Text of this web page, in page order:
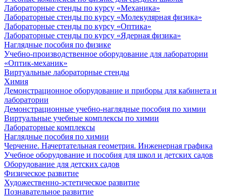
Лабораторные стенды по курсу «Механика»
Лабораторные стенды по курсу «Молекулярная физика»
Лабораторные стенды по курсу «Оптика»
Лабораторные стенды по курсу «Ядерная физика»
Наглядные пособия по физике
Учебно-производственное оборудование для лаборатории
«Оптик-механик»
Виртуальные лабораторные стенды
Химия
Демонстрационное оборудование и приборы для кабинета и
лаборатории
Демонстрационные учебно-наглядные пособия по химии
Виртуальные учебные комплексы по химии
Лабораторные комплексы
Наглядные пособия по химии
Черчение. Начертательная геометрия. Инженерная графика
Учебное оборудование и пособия для школ и детских садов
Оборудование для детских садов
Физическое развитие
Художественно-эстетическое развитие
Познавательное развитие